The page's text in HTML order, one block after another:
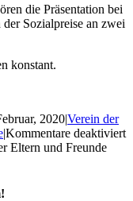
die Präsentation bei
Sozialpreise an zwei
konstant.
2020|Verein der
|Kommentare deaktiviert
Eltern und Freunde